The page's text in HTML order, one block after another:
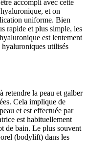
accompli avec cette
et on
uniforme. Bien
rapide et plus simple, les
est lentement
hyaluroniques utilisés
retendre la peau et galber
Cela implique de
et est effectuée par
est habituellement
de bain. Le plus souvent
(bodylift) dans les